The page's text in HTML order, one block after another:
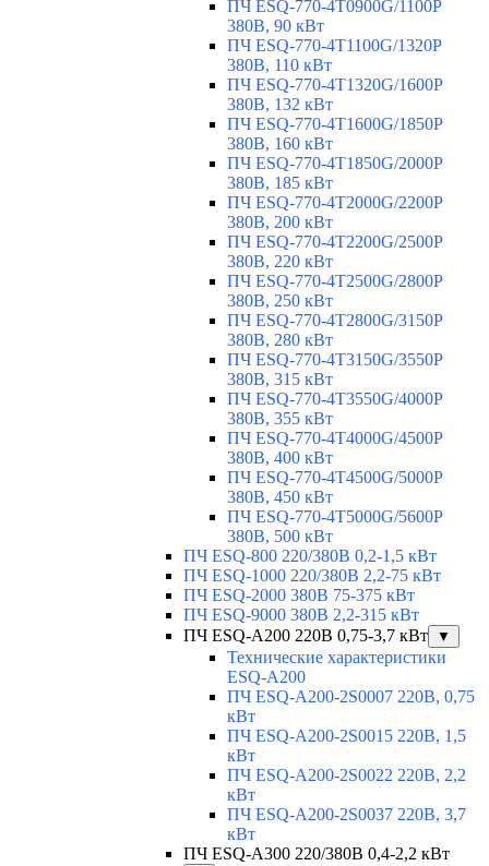
ПЧ ESQ-770-4T0900G/1100P
380В, 90 кВт
ПЧ ESQ-770-4T1100G/1320P
380В, 110 кВт
ПЧ ESQ-770-4T1320G/1600P
380В, 132 кВт
ПЧ ESQ-770-4T1600G/1850P
380В, 160 кВт
ПЧ ESQ-770-4T1850G/2000P
380В, 185 кВт
ПЧ ESQ-770-4T2000G/2200P
380В, 200 кВт
ПЧ ESQ-770-4T2200G/2500P
380В, 220 кВт
ПЧ ESQ-770-4T2500G/2800P
380В, 250 кВт
ПЧ ESQ-770-4T2800G/3150P
380В, 280 кВт
ПЧ ESQ-770-4T3150G/3550P
380В, 315 кВт
ПЧ ESQ-770-4T3550G/4000P
380В, 355 кВт
ПЧ ESQ-770-4T4000G/4500P
380В, 400 кВт
ПЧ ESQ-770-4T4500G/5000P
380В, 450 кВт
ПЧ ESQ-770-4T5000G/5600P
380В, 500 кВт
ПЧ ESQ-800 220/380В 0,2-1,5 кВт
ПЧ ESQ-1000 220/380В 2,2-75 кВт
ПЧ ESQ-2000 380В 75-375 кВт
ПЧ ESQ-9000 380В 2,2-315 кВт
ПЧ ESQ-A200 220В 0,75-3,7 кВт
▼
Технические характеристики
ESQ-A200
ПЧ ESQ-A200-2S0007 220В, 0,75
кВт
ПЧ ESQ-A200-2S0015 220В, 1,5
кВт
ПЧ ESQ-A200-2S0022 220В, 2,2
кВт
ПЧ ESQ-A200-2S0037 220В, 3,7
кВт
ПЧ ESQ-A300 220/380В 0,4-2,2 кВт